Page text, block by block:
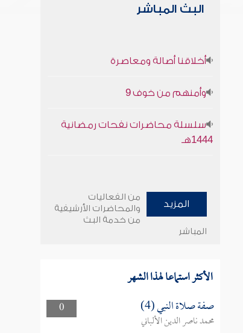
البث المباشر
أخلاقنا أصالة ومعاصرة
وأمنهم من خوف 9
سلسلة محاضرات نفحات رمضانية
1444هـ
المزيد
من الفعاليات
والمحاضرات الأرشيفية
من خدمة البث
المباشر
الأكثر استماعا لهذا الشهر
0 صفة صلاة النبي (4)
محمد ناصر الدين الألباني